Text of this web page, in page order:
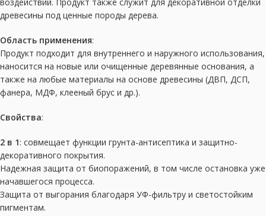
древесины под ценные породы дерева.
Область применения:
Продукт подходит для внутреннего и наружного использования,
наносится на новые или очищенные деревянные основания, а
также на любые материалы на основе древесины (ДВП, ДСП,
фанера, МДФ, клееный брус и др.).
Свойства:
2 в 1: совмещает функции грунта-антисептика и защитно-
декоративного покрытия.
Надежная защита от биопоражений, в том числе остановка уже
начавшегося процесса.
Защита от выгорания благодаря УФ-фильтру и светостойким
пигментам.